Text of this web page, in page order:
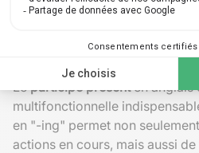
The story was ________
The artist's new works
(inspire).
Leparticipe présenten anglais
multifonctionnelle
en "-ing" permet non
actions en cours, mais aussi